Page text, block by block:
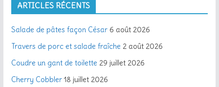
ARTICLES RÉCENTS
Salade de pâtes façon César 6 août 2026
Travers de porc et salade fraîche 2 août 2026
Coudre un gant de toilette 29 juillet 2026
Cherry Cobbler 18 juillet 2026